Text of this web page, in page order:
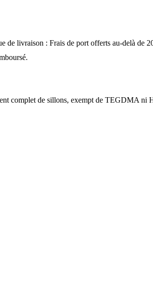
de livraison : Frais de port offerts au-delà de
complet de sillons, exempt de TEGDMA ni